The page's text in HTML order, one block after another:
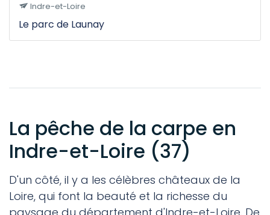
Indre-et-Loire
Le parc de Launay
La pêche de la carpe en
Indre-et-Loire (37)
D'un côté, il y a les célèbres châteaux de la
Loire, qui font la beauté et la richesse du